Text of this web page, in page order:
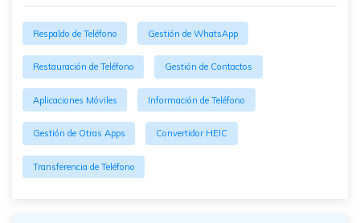
Respaldo de Teléfono Gestión de WhatsApp
Restauración de Teléfono Gestión de Contactos
Aplicaciones Móviles Información de Teléfono
Gestión de Otras Apps Convertidor HEIC
Transferencia de Teléfono